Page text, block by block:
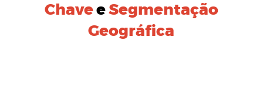
ChaveeSegmentação
Geográfica